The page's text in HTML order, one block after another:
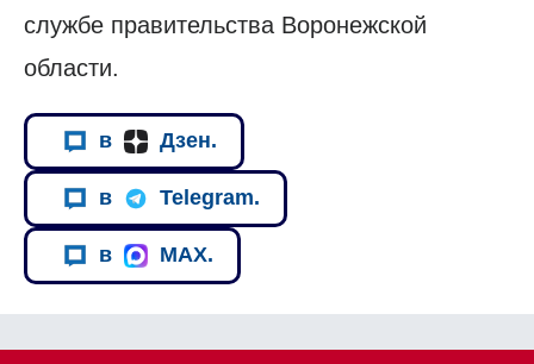
службе правительства Воронежской
области.
в Дзен.
в Telegram.
в MAX.